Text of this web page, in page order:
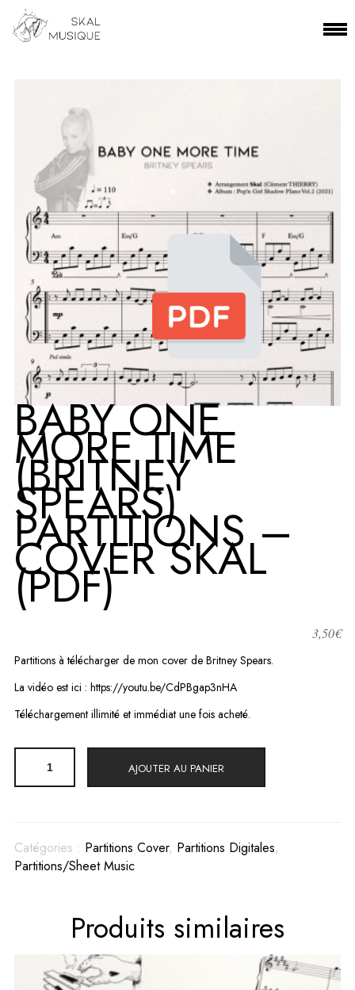
BABY ONE
MORE TIME
(BRITNEY
SPEARS)
PARTITIONS –
COVER SKAL
(PDF)
3,50€
Partitions à télécharger de mon cover de Britney Spears.
La vidéo est ici : https://youtu.be/CdPBgap3nHA
Téléchargement illimité et immédiat une fois acheté.
de
Baby
(Britney
Spears)
AJOUTER AU PANIER
Catégories : Partitions Cover, Partitions Digitales,
Partitions/Sheet Music
Produits similaires